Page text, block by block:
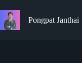
to
content
Pongpat Janthai